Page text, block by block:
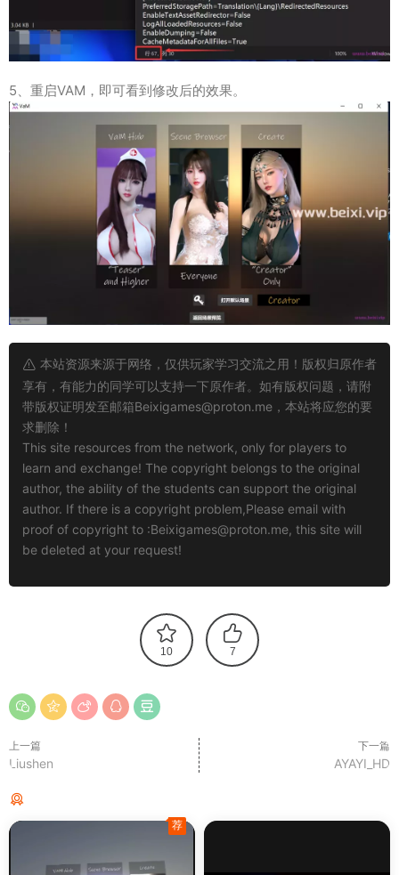
5、重启VAM，即可看到修改后的效果。
本站资源来源于网络，仅供玩家学习交流之用！版权归原作者
享有，有能力的同学可以支持一下原作者。如有版权问题，请附
带版权证明发至邮箱Beixigames@proton.me ，本站将应您的要
求删除！
This site resources from the network, only for players to
learn and exchange! The copyright belongs to the original
author, the ability of the students can support the original
author. If there is a copyright problem,Please email with
proof of copyright to :Beixigames@proton.me, this site will
be deleted at your request!
10 7
上一篇
Liushen
下一篇
AYAYI_HD
荐